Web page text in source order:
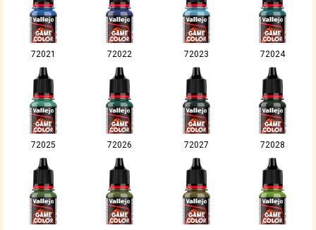
72021 72022 72023 72024
72025 72026 72027 72028